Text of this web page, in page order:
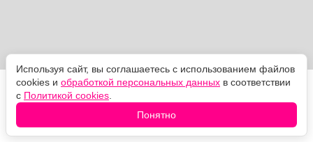
Главное — сначала слегка отбить огурцы, тогда они
быстрее пропитаются маринадом и останутся
Используя сайт, вы соглашаетесь с использованием файлов
cookies и обработкой персональных данных в соответствии
с Политикой cookies
Понятно